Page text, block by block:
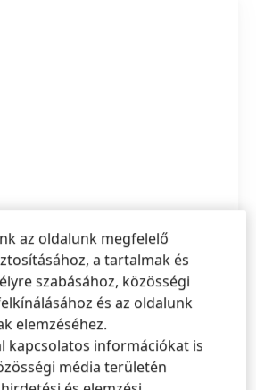
az oldalunk megfelelő
a tartalmak és
szabásához, közösségi
és az oldalunk
elemzéséhez.
kapcsolatos információkat is
média területén